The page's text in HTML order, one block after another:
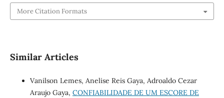
More Citation Formats
Similar Articles
Vanilson Lemes, Anelise Reis Gaya, Adroaldo Cezar
Araujo Gaya, CONFIABILIDADE DE UM ESCORE DE